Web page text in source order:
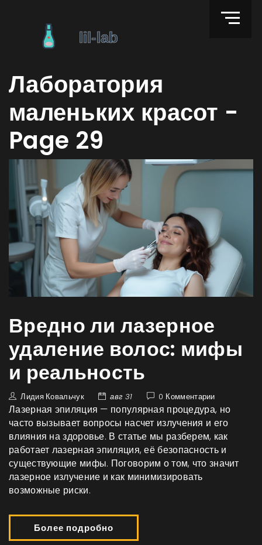
Лаборатория
маленьких красот -
Page 29
Вредно ли лазерное
удаление волос: мифы
и реальность
Лидия Ковальчук авг 31 0 Комментарии
Лазерная эпиляция — популярная процедура, но
часто вызывает вопросы насчет излучения и его
влияния на здоровье. В статье мы разберем, как
работает лазерная эпиляция, её безопасность и
существующие мифы. Поговорим о том, что значит
лазерное излучение и как минимизировать
возможные риски.
Более подробно